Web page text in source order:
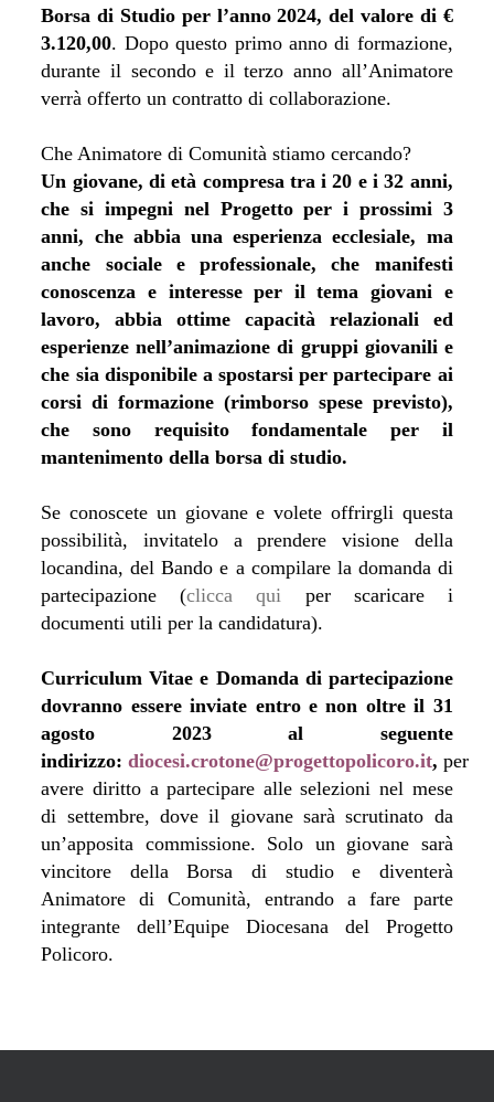
Borsa di Studio per l’anno 2024, del valore di €
3.120,00. Dopo questo primo anno di formazione,
durante il secondo e il terzo anno all’Animatore
verrà offerto un contratto di collaborazione.
Che Animatore di Comunità stiamo cercando?
Un giovane, di età compresa tra i 20 e i 32 anni,
che si impegni nel Progetto per i prossimi 3
anni, che abbia una esperienza ecclesiale, ma
anche sociale e professionale, che manifesti
conoscenza e interesse per il tema giovani e
lavoro, abbia ottime capacità relazionali ed
esperienze nell’animazione di gruppi giovanili e
che sia disponibile a spostarsi per partecipare ai
corsi di formazione (rimborso spese previsto),
che sono requisito fondamentale per il
mantenimento della borsa di studio.
Se conoscete un giovane e volete offrirgli questa
possibilità, invitatelo a prendere visione della
locandina, del Bando e a compilare la domanda di
partecipazione (clicca qui per scaricare i
documenti utili per la candidatura).
Curriculum Vitae e Domanda di partecipazione
dovranno essere inviate entro e non oltre il 31
agosto 2023 al seguente
indirizzo:diocesi.crotone@progettopolicoro.it, per
avere diritto a partecipare alle selezioni nel mese
di settembre, dove il giovane sarà scrutinato da
un’apposita commissione. Solo un giovane sarà
vincitore della Borsa di studio e diventerà
Animatore di Comunità, entrando a fare parte
integrante dell’Equipe Diocesana del Progetto
Policoro.